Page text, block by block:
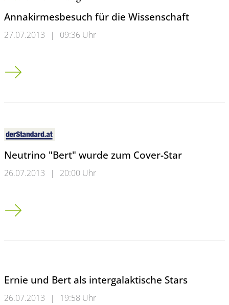
Annakirmesbesuch für die Wissenschaft
27.07.2013 | 09:36 Uhr
Annakirmesbesuch für die Wissenschaft
Neutrino "Bert" wurde zum Cover-Star
26.07.2013 | 20:00 Uhr
Neutrino "Bert" wurde zum Cover-Star
Ernie und Bert als intergalaktische Stars
26.07.2013 | 19:58 Uhr